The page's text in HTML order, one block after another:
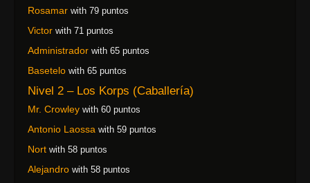
Rosamar with 79 puntos
Victor with 71 puntos
Administrador with 65 puntos
Basetelo with 65 puntos
Nivel 2 – Los Korps (Caballería)
Mr. Crowley with 60 puntos
Antonio Laossa with 59 puntos
Nort with 58 puntos
Alejandro with 58 puntos